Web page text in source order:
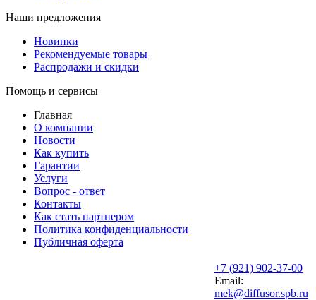
Наши предложения
Новинки
Рекомендуемые товары
Распродажи и скидки
Помощь и сервисы
Главная
О компании
Новости
Как купить
Гарантии
Услуги
Вопрос - ответ
Контакты
Как стать партнером
Политика конфиденциальности
Публичная оферта
+7 (921) 902-37-00
Email:
mek@diffusor.spb.ru